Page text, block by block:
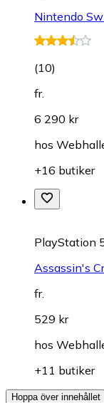
Nintendo
(10)
fr.
6 290 kr
hos
+16 butiker
PlayStation
Assassin's
fr.
529 kr
hos
+11 butiker
Hoppa över innehållet